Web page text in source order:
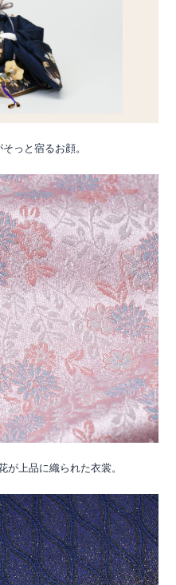
っと宿るお顔。
が上品に織られた衣裳。